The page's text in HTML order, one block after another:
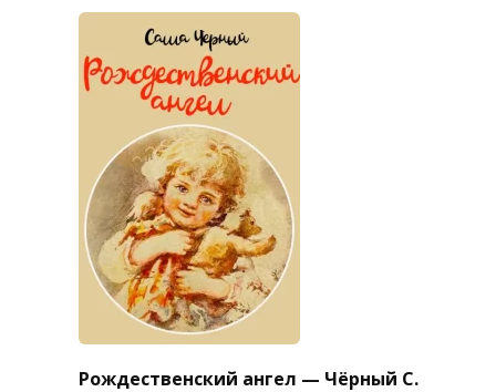
Рождественский ангел — Чёрный С.